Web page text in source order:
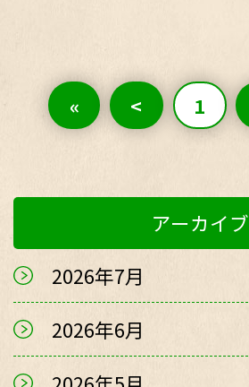
« < 1
アーカイブ
2026年7月
2026年6月